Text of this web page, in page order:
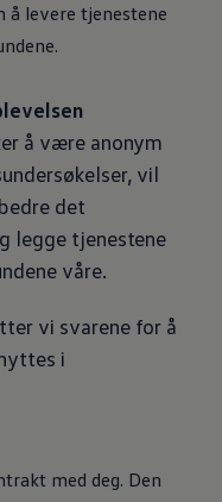
å levere tjenestene
å være anonym
vil
det
legge tjenestene
våre.
vi svarene for å
i
med deg. Den